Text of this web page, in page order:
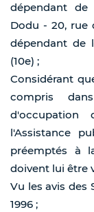
dépendant de
Dodu - 20, rue
dépendant de
(10e) ;
Considérant
compris
l'Assistance
préemptés à
doivent lui être
Vu les avis des
1996 ;